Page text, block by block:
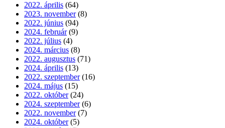
2022. április (64)
2023. november (8)
2022. június (94)
2024. február (9)
2022. július (4)
2024. március (8)
2022. augusztus (71)
2024. április (13)
2022. szeptember (16)
2024. május (15)
2022. október (24)
2024. szeptember (6)
2022. november (7)
2024. október (5)